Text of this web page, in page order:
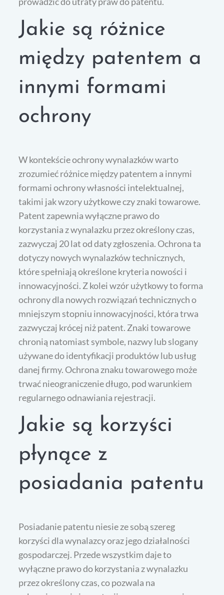
Jakie są różnice
między patentem a
innymi formami
ochrony
W kontekście ochrony wynalazków warto
zrozumieć różnice między patentem a innymi
formami ochrony własności intelektualnej,
takimi jak wzory użytkowe czy znaki towarowe.
Patent zapewnia wyłączne prawo do
korzystania z wynalazku przez określony czas,
zazwyczaj 20 lat od daty zgłoszenia. Ochrona ta
dotyczy nowych wynalazków technicznych,
które spełniają określone kryteria nowości i
innowacyjności. Z kolei wzór użytkowy to forma
ochrony dla nowych rozwiązań technicznych o
mniejszym stopniu innowacyjności, która trwa
zazwyczaj krócej niż patent. Znaki towarowe
chronią natomiast symbole, nazwy lub slogany
używane do identyfikacji produktów lub usług
danej firmy. Ochrona znaku towarowego może
trwać nieograniczenie długo, pod warunkiem
regularnego odnawiania rejestracji.
Jakie są korzyści
płynące z
posiadania patentu
Posiadanie patentu niesie ze sobą szereg
korzyści dla wynalazcy oraz jego działalności
gospodarczej. Przede wszystkim daje to
wyłączne prawo do korzystania z wynalazku
przez określony czas, co pozwala na